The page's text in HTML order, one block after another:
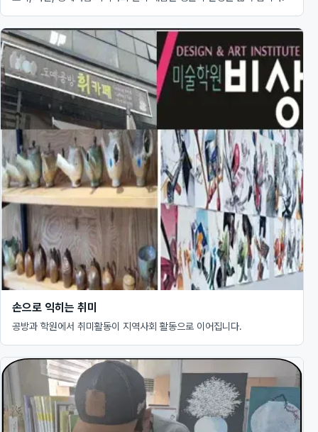
손으로 익히는 취미
공방과 학원에서 취미활동이 지역사회 활동으로 이어집니다.